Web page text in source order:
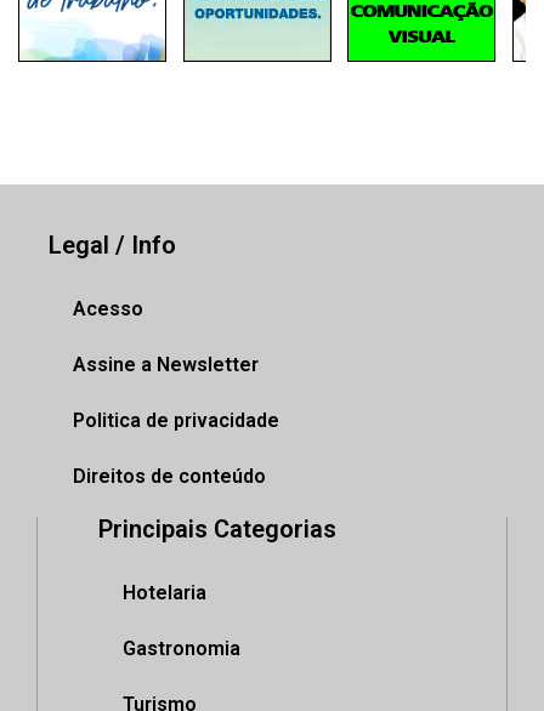
Legal / Info
Acesso
Assine a Newsletter
Politica de privacidade
Direitos de conteúdo
Principais Categorias
Hotelaria
Gastronomia
Turismo